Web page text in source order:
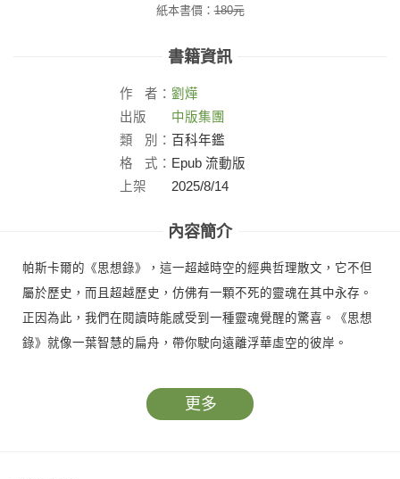
紙本書價：180元
書籍資訊
作 者： 劉燁
出版
社：
中版集團
類
別： 百科年鑑
格
式： Epub 流動版
上架
2025/8/14
內容簡介
帕斯卡爾的《思想錄》，這一超越時空的經典哲理散文，它不但
屬於歷史，而且超越歷史，仿佛有一顆不死的靈魂在其中永存。
正因為此，我們在閱讀時能感受到一種靈魂覺醒的驚喜。《思想
錄》就像一葉智慧的扁舟，帶你駛向遠離浮華虛空的彼岸。
更多